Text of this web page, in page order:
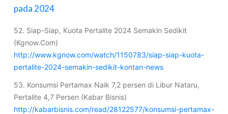
pada 2024
52. Siap-Siap, Kuota Pertalite 2024 Semakin Sedikit
(Kgnow.Com)
http://www.kgnow.com/watch/1150783/siap-siap-kuota-
pertalite-2024-semakin-sedikit-kontan-news
53. Konsumsi Pertamax Naik 7,2 persen di Libur Nataru,
Pertalite 4,7 Persen (Kabar Bisnis)
http://kabarbisnis.com/read/28122577/konsumsi-pertamax-